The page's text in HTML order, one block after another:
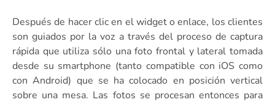
Después de hacer clic en el widget o enlace, los clientes
son guiados por la voz a través del proceso de captura
rápida que utiliza sólo una foto frontal y lateral tomada
desde su smartphone (tanto compatible con iOS como
con Android) que se ha colocado en posición vertical
sobre una mesa. Las fotos se procesan entonces para